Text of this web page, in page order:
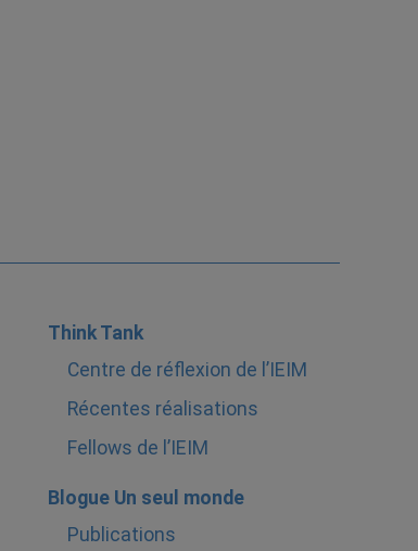
Think Tank
Centre de réflexion de l’IEIM
Récentes réalisations
Fellows de l’IEIM
Blogue Un seul monde
Publications